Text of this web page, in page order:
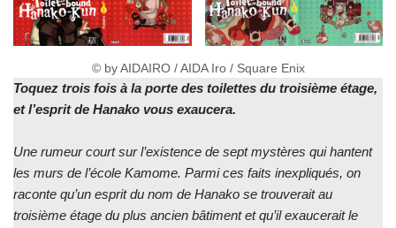
© by AIDAIRO / AIDA Iro / Square Enix
Toquez trois fois à la porte des toilettes du troisième étage,
et l’esprit de Hanako vous exaucera.
Une rumeur court sur l’existence de sept mystères qui hantent
les murs de l’école Kamome. Parmi ces faits inexpliqués, on
raconte qu’un esprit du nom de Hanako se trouverait au
troisième étage du plus ancien bâtiment et qu’il exaucerait le